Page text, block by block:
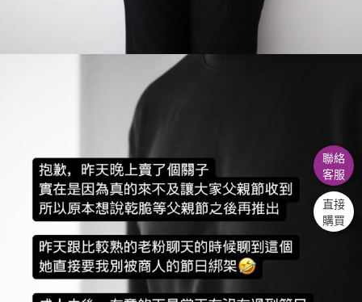
聯絡
客服
直接
購買